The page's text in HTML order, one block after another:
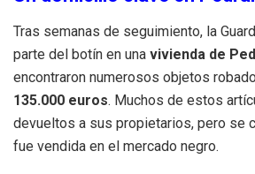
Tras semanas de seguimiento, la
parte del botín en una vivienda de
encontraron numerosos objetos
135.000 euros. Muchos de estos
devueltos a sus propietarios, pero se
fue vendida en el mercado negro.